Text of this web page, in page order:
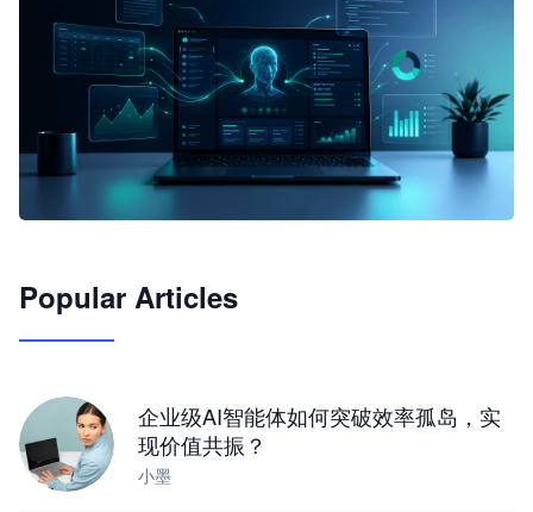
JimoClaw 桌面 AI Agent 工作台
Popular Articles
企业级AI智能体如何突破效率孤岛，实
现价值共振？
小墨